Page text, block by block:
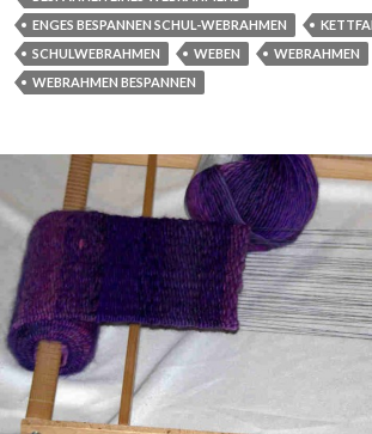
ENGES BESPANNEN SCHUL-WEBRAHMEN
SCHULWEBRAHMEN
WEBEN
WEBRAHMEN
WEBRAHMEN BESPANNEN